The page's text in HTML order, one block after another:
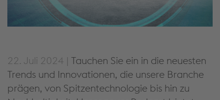
22. Juli 2024 | Tauchen Sie ein in die neuesten
Trends und Innovationen, die unsere Branche
prägen, von Spitzentechnologie bis hin zu